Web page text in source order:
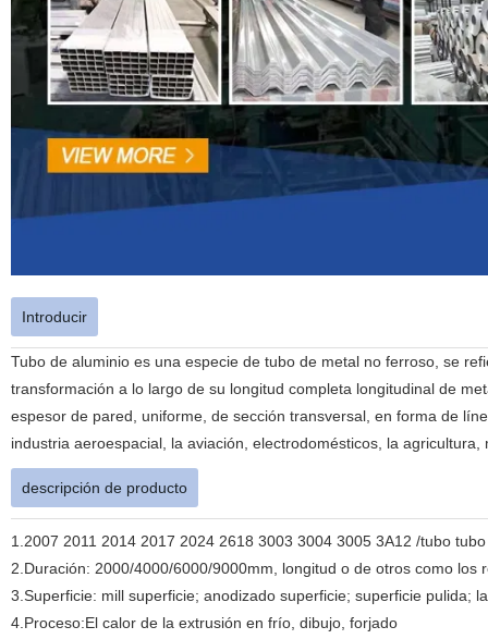
Introducir
Tubo de aluminio es una especie de tubo de metal no ferroso, se
transformación a lo largo de su longitud completa longitudinal de
espesor de pared, uniforme, de sección transversal, en forma de
industria aeroespacial, la aviación, electrodomésticos, la
descripción de producto
1.2007 2011 2014 2017 2024 2618 3003 3004 3005 3A12 /tubo
2.Duración: 2000/4000/6000/9000mm, longitud o de otros como los
3.Superficie: mill superficie; anodizado superficie; superficie pulida;
4.Proceso:El calor de la extrusión en frío, dibujo, forjado